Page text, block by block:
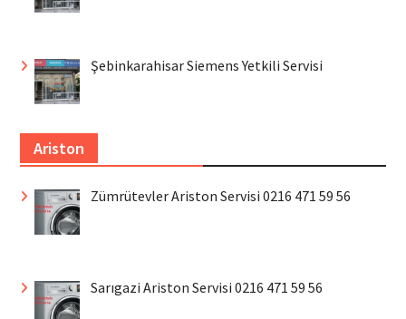
Şebinkarahisar Siemens Yetkili Servisi
Ariston
Zümrütevler Ariston Servisi 0216 471 59 56
Sarıgazi Ariston Servisi 0216 471 59 56